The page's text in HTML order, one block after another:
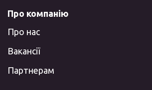
Про компанію
Про нас
Вакансії
Партнерам